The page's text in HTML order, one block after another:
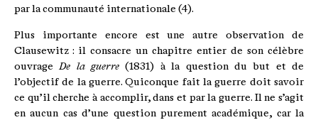
par la communauté internationale (4).
Plus importante encore est une autre observation de
Clausewitz : il consacre un chapitre entier de son célèbre
ouvrageDe la guerre (1831) à la question du but et de
l’objectif de la guerre. Quiconque fait la guerre doit savoir
ce qu’il cherche à accomplir, dans et par la guerre. Il ne s’agit
en aucun cas d’une question purement académique, car la